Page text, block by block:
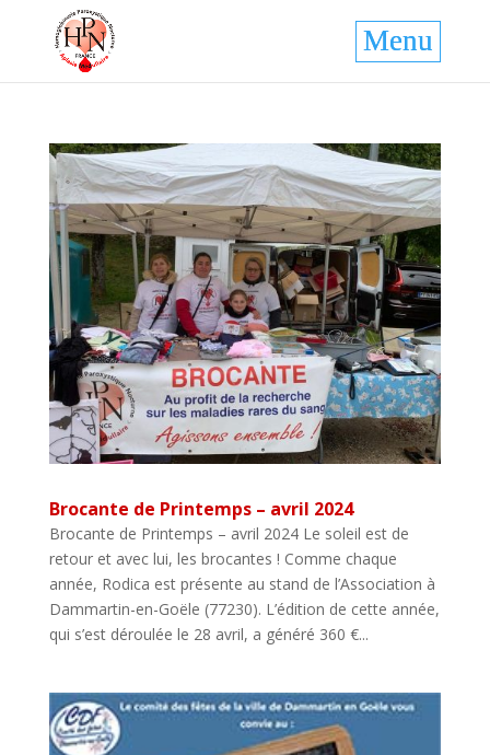
Brocante de Printemps – avril 2024
Brocante de Printemps – avril 2024 Le soleil est de
retour et avec lui, les brocantes ! Comme chaque
année, Rodica est présente au stand de l’Association à
Dammartin-en-Goële (77230). L’édition de cette année,
qui s’est déroulée le 28 avril, a généré 360 €...